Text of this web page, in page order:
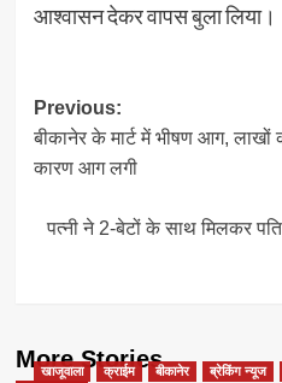
आश्वासन देकर वापस बुला लिया।
Post
navigation
Previous:
बीकानेर के मार्ट में भीषण आग, लाखों
कारण आग लगी
पत्नी ने 2-बेटों के साथ मिलकर
More Stories
खाजूवाला क्राईम बीकानेर ब्रेकिंग न्यूज